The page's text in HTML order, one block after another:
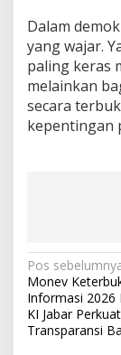
Dalam
yang wajar.
paling keras
melainkan
secara
kepentingan
N
a
v
Pos
Monev
Informasi 2026
KI Jabar Perkuat
Transparansi